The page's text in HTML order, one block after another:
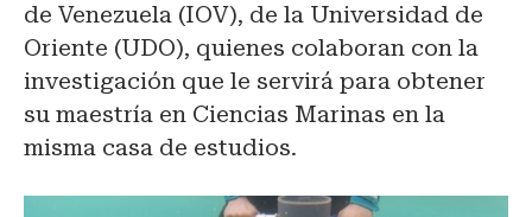
de Venezuela (IOV), de la Universidad de
Oriente (UDO), quienes colaboran con la
investigación que le servirá para obtener
su maestría en Ciencias Marinas en la
misma casa de estudios.